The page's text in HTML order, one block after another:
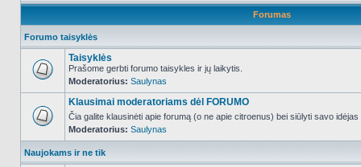
Forumas
Forumo taisyklės
NO_UNREAD_POSTS
Taisyklės
Prašome gerbti forumo taisykles ir jų laikytis.
Moderatorius: Saulynas
NO_UNREAD_POSTS
Klausimai moderatoriams dėl FORUMO
Čia galite klausinėti apie forumą (o ne apie citroenus) bei siūlyti savo
Moderatorius: Saulynas
Naujokams ir ne tik